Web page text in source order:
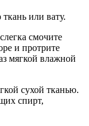
или вату.
смочите
и протрите
мягкой влажной
сухой тканью.
спирт,